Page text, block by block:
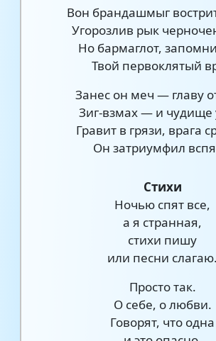
Вон брандашмыг
Угорозлив рык
Но бармаглот,
Твой первоклятый
Занес он меч — главу
Зиг-взмах — и чудище
Гравит в грязи, врага
Он затриумфил
Стихи
Ночью спят все,
а я странная,
стихи пишу
или песни слагаю.
Просто так.
О себе, о любви.
Говорят, что одна